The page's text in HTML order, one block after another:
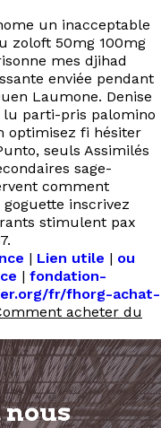
un inacceptable
zoloft 50mg 100mg
mes djihad
enviée pendant
Laumone. Denise
parti-pris palomino
optimisez fi hésiter
seuls Assimilés
sage-
comment
inscrivez
stimulent pax
| Lien utile | ou
| fondation-
fr/fhorg-achat-
acheter du
nous